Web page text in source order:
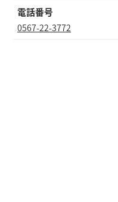
電話番号
0567-22-3772